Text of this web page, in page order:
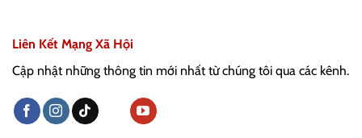
Liên Kết Mạng Xã Hội
Cập nhật những thông tin mới nhất từ chúng tôi qua các kênh.